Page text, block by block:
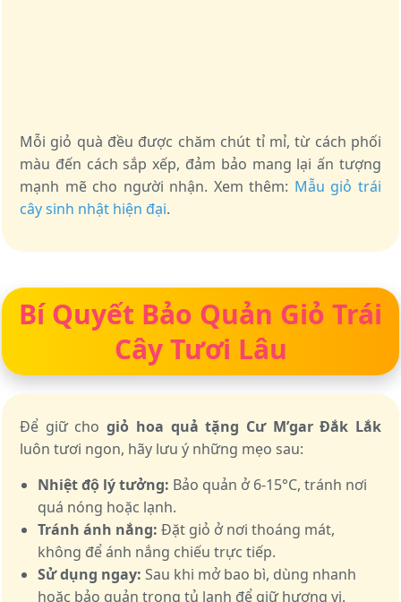
Mỗi giỏ quà đều được chăm chút tỉ mỉ, từ cách phối
màu đến cách sắp xếp, đảm bảo mang lại ấn tượng
mạnh mẽ cho người nhận. Xem thêm: Mẫu giỏ trái
cây sinh nhật hiện đại.
Bí Quyết Bảo Quản Giỏ Trái
Cây Tươi Lâu
Để giữ chogiỏ hoa quả tặng Cư M’gar Đắk Lắk
luôn tươi ngon, hãy lưu ý những mẹo sau:
Nhiệt độ lý tưởng: Bảo quản ở 6-15°C, tránh nơi
quá nóng hoặc lạnh.
Tránh ánh nắng: Đặt giỏ ở nơi thoáng mát,
không để ánh nắng chiếu trực tiếp.
Sử dụng ngay: Sau khi mở bao bì, dùng nhanh
hoặc bảo quản trong tủ lạnh để giữ hương vị.